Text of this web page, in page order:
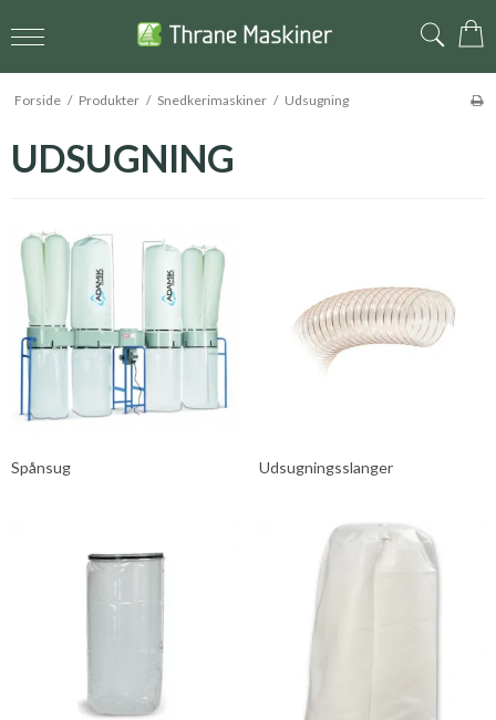
Forside / Produkter / Snedkerimaskiner / Udsugning
UDSUGNING
Spånsug Udsugningsslanger